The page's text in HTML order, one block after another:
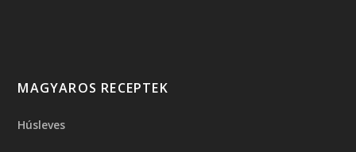
MAGYAROS RECEPTEK
Húsleves